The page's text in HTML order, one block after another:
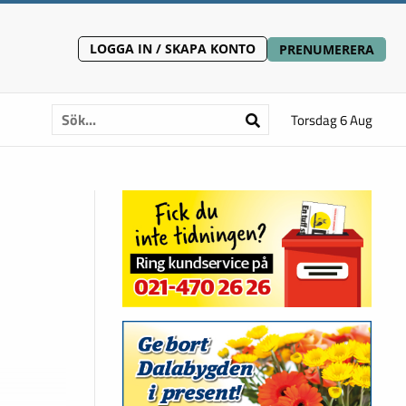
LOGGA IN / SKAPA KONTO PRENUMERERA
Torsdag 6 Aug